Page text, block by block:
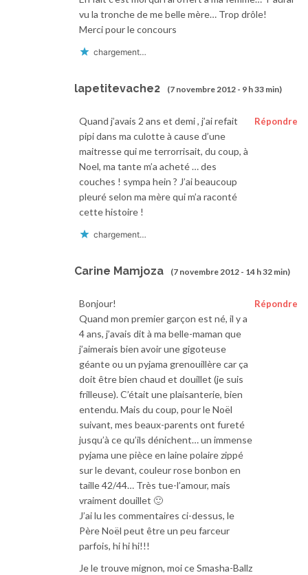
vu la tronche de me belle mère… Trop drôle!
Merci pour le concours
chargement…
lapetitevache2 (7 novembre 2012 - 9 h 33 min)
Répondre
Quand j’avais 2 ans et demi , j’ai refait
pipi dans ma culotte à cause d’une
maitresse qui me terrorrisait, du coup, à
Noel, ma tante m’a acheté … des
couches ! sympa hein ? J’ai beaucoup
pleuré selon ma mère qui m’a raconté
cette histoire !
chargement…
Carine Mamjoza (7 novembre 2012 - 14 h 32 min)
Répondre
Bonjour!
Quand mon premier garçon est né, il y a
4 ans, j’avais dit à ma belle-maman que
j’aimerais bien avoir une gigoteuse
géante ou un pyjama grenouillère car ça
doit être bien chaud et douillet (je suis
frilleuse). C’était une plaisanterie, bien
entendu. Mais du coup, pour le Noël
suivant, mes beaux-parents ont fureté
jusqu’à ce qu’ils dénichent… un immense
pyjama une pièce en laine polaire zippé
sur le devant, couleur rose bonbon en
taille 42/44… Très tue-l’amour, mais
vraiment douillet 🙂
J’ai lu les commentaires ci-dessus, le
Père Noël peut être un peu farceur
parfois, hi hi hi!!!
Je le trouve mignon, moi ce Smasha-Ballz